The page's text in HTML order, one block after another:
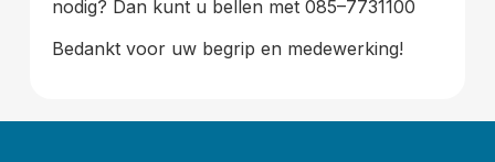
nodig? Dan kunt u bellen met 085–7731100
Bedankt voor uw begrip en medewerking!